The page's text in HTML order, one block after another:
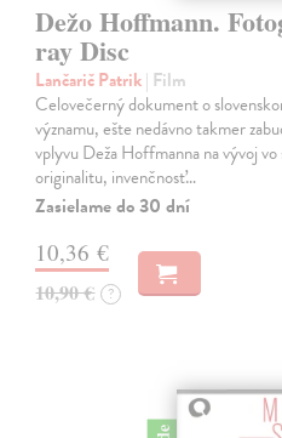
Dežo Hoffmann.
ray Disc
Lančarič Patrik| Film
Celovečerný dokument o
významu, ešte nedávno takmer
vplyvu Deža Hoffmanna na vývoj
originalitu, invenčnosť…
Zasielame do 30 dní
10,36 €
10,90 € ?